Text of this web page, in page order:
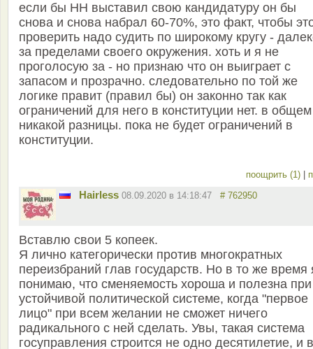
если бы НН выставил свою кандидатуру он бы
снова и снова набрал 60-70%, это факт, чтобы
проверить надо судить по широкому кругу -
за пределами своего окружения. хоть и я не
проголосую за - но признаю что он выиграет с
запасом и прозрачно. следовательно по той же
логике правит (правил бы) он законно так как
ограничений для него в конституции нет. в общем
никакой разницы. пока не будет ограничений в
конституции.
поощрить (1)
Hairless 08.09.2020 в 14:18:47 # 762950
Вставлю свои 5 копеек.
Я лично категорически против многократных
переизбраний глав государств. Но в то же время
понимаю, что сменяемость хороша и полезна при
устойчивой политической системе, когда "первое
лицо" при всем желании не сможет ничего
радикального с ней сделать. Увы, такая система
госуправления строится не одно десятилетие, и в